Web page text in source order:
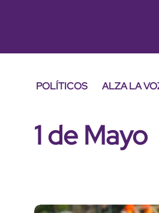
POLÍTICOS ALZA LA
1 de Mayo